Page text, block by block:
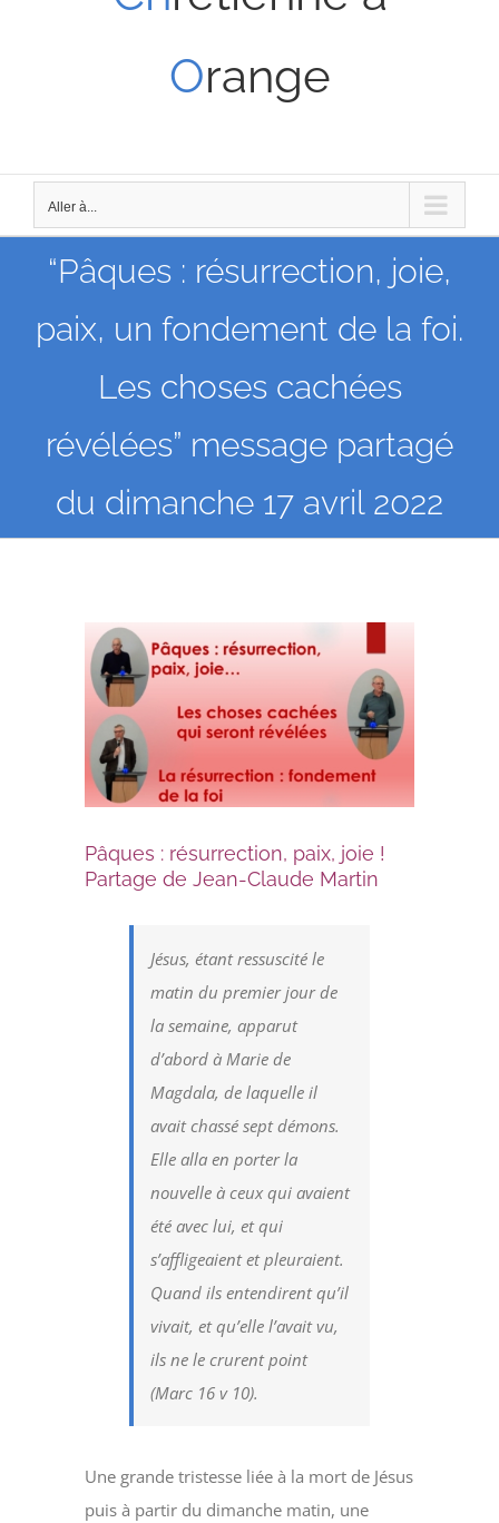
Orange
Aller à...
“Pâques : résurrection, joie,
paix, un fondement de la foi.
Les choses cachées
révélées” message partagé
du dimanche 17 avril 2022
Voir
l'image
agrandie
Pâques : résurrection, paix, joie !
Partage de Jean-Claude Martin
Jésus, étant ressuscité le
matin du premier jour de
la semaine, apparut
d’abord à Marie de
Magdala, de laquelle il
avait chassé sept démons.
Elle alla en porter la
nouvelle à ceux qui avaient
été avec lui, et qui
s’affligeaient et pleuraient.
Quand ils entendirent qu’il
vivait, et qu’elle l’avait vu,
ils ne le crurent point
(Marc 16 v 10).
Une grande tristesse liée à la mort de Jésus
puis à partir du dimanche matin, une